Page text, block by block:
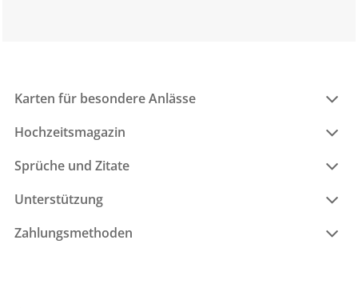
Karten für besondere Anlässe
Hochzeitsmagazin
Sprüche und Zitate
Unterstützung
Zahlungsmethoden